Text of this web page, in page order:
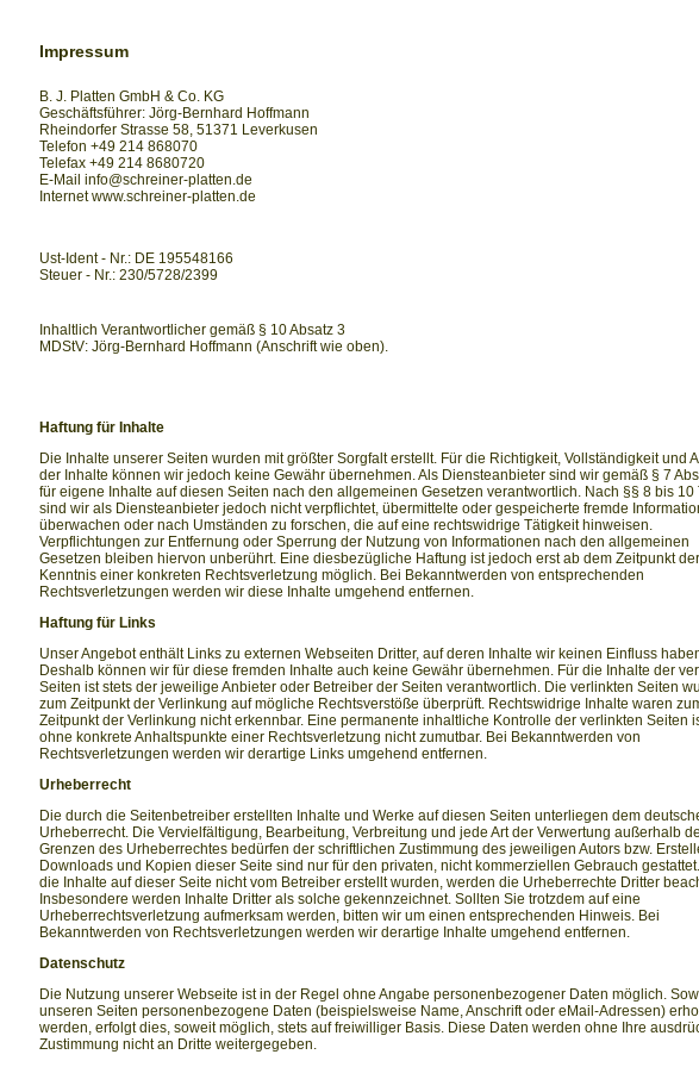
Impressum
B. J. Platten GmbH & Co. KG
Geschäftsführer: Jörg-Bernhard Hoffmann
Rheindorfer Strasse 58, 51371 Leverkusen
Telefon +49 214 868070
Telefax +49 214 8680720
E-Mail info@schreiner-platten.de
Internet www.schreiner-platten.de
Ust-Ident - Nr.: DE 195548166
Steuer - Nr.: 230/5728/2399
Inhaltlich Verantwortlicher gemäß § 10 Absatz 3
MDStV: Jörg-Bernhard Hoffmann (Anschrift wie oben).
Haftung für Inhalte
Die Inhalte unserer Seiten wurden mit größter Sorgfalt erstellt. Für die Richtigkeit, Vollständigkeit und
der Inhalte können wir jedoch keine Gewähr übernehmen. Als Diensteanbieter sind wir gemäß § 7
für eigene Inhalte auf diesen Seiten nach den allgemeinen Gesetzen verantwortlich. Nach §§ 8 bis 10
sind wir als Diensteanbieter jedoch nicht verpflichtet, übermittelte oder gespeicherte fremde
überwachen oder nach Umständen zu forschen, die auf eine rechtswidrige Tätigkeit hinweisen.
Verpflichtungen zur Entfernung oder Sperrung der Nutzung von Informationen nach den allgemeinen
Gesetzen bleiben hiervon unberührt. Eine diesbezügliche Haftung ist jedoch erst ab dem Zeitpunkt der
Kenntnis einer konkreten Rechtsverletzung möglich. Bei Bekanntwerden von entsprechenden
Rechtsverletzungen werden wir diese Inhalte umgehend entfernen.
Haftung für Links
Unser Angebot enthält Links zu externen Webseiten Dritter, auf deren Inhalte wir keinen Einfluss
Deshalb können wir für diese fremden Inhalte auch keine Gewähr übernehmen. Für die Inhalte der
Seiten ist stets der jeweilige Anbieter oder Betreiber der Seiten verantwortlich. Die verlinkten Seiten
zum Zeitpunkt der Verlinkung auf mögliche Rechtsverstöße überprüft. Rechtswidrige Inhalte waren
Zeitpunkt der Verlinkung nicht erkennbar. Eine permanente inhaltliche Kontrolle der verlinkten Seiten
ohne konkrete Anhaltspunkte einer Rechtsverletzung nicht zumutbar. Bei Bekanntwerden von
Rechtsverletzungen werden wir derartige Links umgehend entfernen.
Urheberrecht
Die durch die Seitenbetreiber erstellten Inhalte und Werke auf diesen Seiten unterliegen dem
Urheberrecht. Die Vervielfältigung, Bearbeitung, Verbreitung und jede Art der Verwertung außerhalb
Grenzen des Urheberrechtes bedürfen der schriftlichen Zustimmung des jeweiligen Autors bzw.
Downloads und Kopien dieser Seite sind nur für den privaten, nicht kommerziellen Gebrauch
die Inhalte auf dieser Seite nicht vom Betreiber erstellt wurden, werden die Urheberrechte Dritter
Insbesondere werden Inhalte Dritter als solche gekennzeichnet. Sollten Sie trotzdem auf eine
Urheberrechtsverletzung aufmerksam werden, bitten wir um einen entsprechenden Hinweis. Bei
Bekanntwerden von Rechtsverletzungen werden wir derartige Inhalte umgehend entfernen.
Datenschutz
Die Nutzung unserer Webseite ist in der Regel ohne Angabe personenbezogener Daten möglich.
unseren Seiten personenbezogene Daten (beispielsweise Name, Anschrift oder eMail-Adressen)
werden, erfolgt dies, soweit möglich, stets auf freiwilliger Basis. Diese Daten werden ohne Ihre
Zustimmung nicht an Dritte weitergegeben.